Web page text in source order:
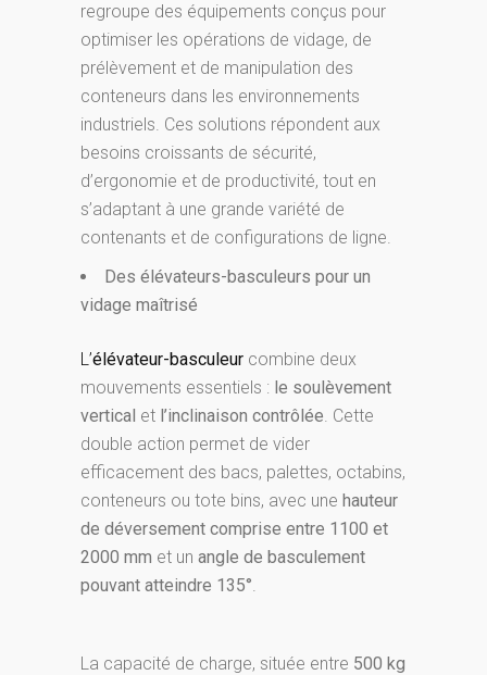
regroupe des équipements conçus pour
optimiser les opérations de vidage, de
prélèvement et de manipulation des
conteneurs dans les environnements
industriels. Ces solutions répondent aux
besoins croissants de sécurité,
d’ergonomie et de productivité, tout en
s’adaptant à une grande variété de
contenants et de configurations de ligne.
Des élévateurs-basculeurs pour un
vidage maîtrisé
L’élévateur-basculeur combine deux
mouvements essentiels : le soulèvement
vertical et l’inclinaison contrôlée. Cette
double action permet de vider
efficacement des bacs, palettes, octabins,
conteneurs ou tote bins, avec une hauteur
de déversement comprise entre 1100 et
2000 mm et un angle de basculement
pouvant atteindre 135°.
La capacité de charge, située entre 500 kg